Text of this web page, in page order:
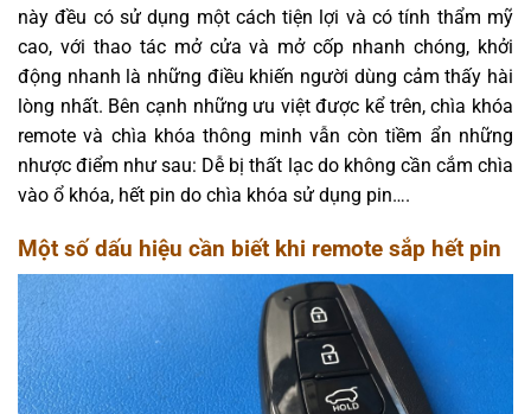
này đều có sử dụng một cách tiện lợi và có tính thẩm mỹ
cao, với thao tác mở cửa và mở cốp nhanh chóng, khởi
động nhanh là những điều khiến người dùng cảm thấy hài
lòng nhất. Bên cạnh những ưu việt được kể trên, chìa khóa
remote và chìa khóa thông minh vẫn còn tiềm ẩn những
nhược điểm như sau: Dễ bị thất lạc do không cần cắm chìa
vào ổ khóa, hết pin do chìa khóa sử dụng pin….
Một số dấu hiệu cần biết khi remote sắp hết pin